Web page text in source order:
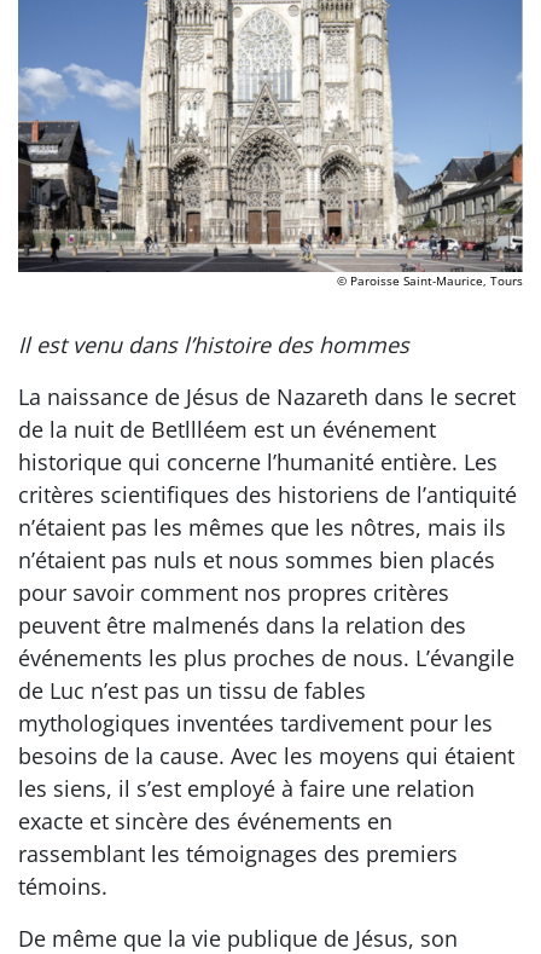
© Paroisse Saint-Maurice, Tours
Il est venu dans l’histoire des hommes
La naissance de Jésus de Nazareth dans le secret
de la nuit de Betllléem est un événement
historique qui concerne l’humanité entière. Les
critères scientifiques des historiens de l’antiquité
n’étaient pas les mêmes que les nôtres, mais ils
n’étaient pas nuls et nous sommes bien placés
pour savoir comment nos propres critères
peuvent être malmenés dans la relation des
événements les plus proches de nous. L’évangile
de Luc n’est pas un tissu de fables
mythologiques inventées tardivement pour les
besoins de la cause. Avec les moyens qui étaient
les siens, il s’est employé à faire une relation
exacte et sincère des événements en
rassemblant les témoignages des premiers
témoins.
De même que la vie publique de Jésus, son